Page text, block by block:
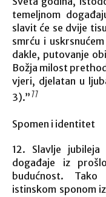
temeljnom
slavit će se dvije
smrću i
dakle, putovanje
Božja milost
vjeri, djelatan u
3).”11
Spomen i identitet
12. Slavlje
događaje iz
budućnost.
istinskom sponom